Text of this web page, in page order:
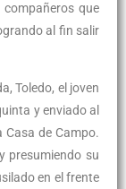
que
al fin salir
Toledo, el joven
y enviado al
de Campo.
presumiendo su
en el frente